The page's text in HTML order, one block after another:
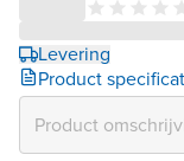
Levering
Product